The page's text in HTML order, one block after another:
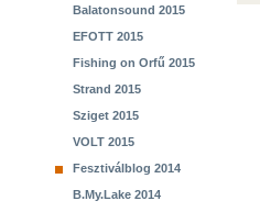
Balatonsound 2015
EFOTT 2015
Fishing on Orfű 2015
Strand 2015
Sziget 2015
VOLT 2015
Fesztiválblog 2014
B.My.Lake 2014